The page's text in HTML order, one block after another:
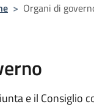
> Organi di
e il Consiglio